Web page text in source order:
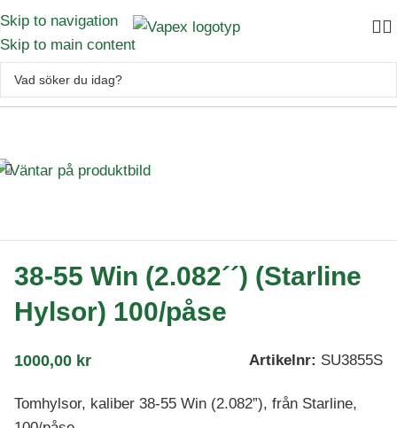
Skip to navigation
Skip to main content
38-55 Win (2.082´´) (Starline
Hylsor) 100/påse
1000,00 kr Artikelnr: SU3855S
Tomhylsor, kaliber 38-55 Win (2.082”), från Starline,